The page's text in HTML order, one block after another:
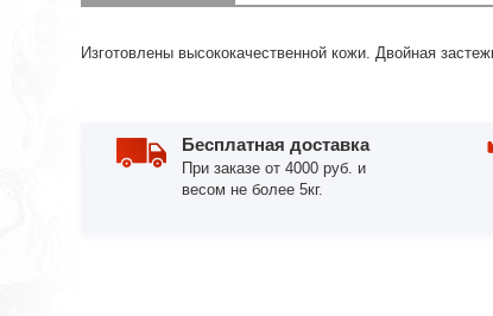
Изготовлены высококачественной кожи. Двойная
Бесплатная доставка
При заказе от 4000 руб. и
весом не более 5кг.